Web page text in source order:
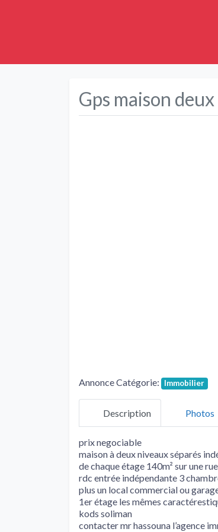
Gps maison
Annonce Catégorie: Immobilier
Description Photos
prix negociable
maison à deux niveaux séparés
de chaque étage 140m² sur une
rdc entrée indépendante 3
plus un local commercial ou
1er étage les mêmes
kods soliman
contacter mr hassouna l’agence